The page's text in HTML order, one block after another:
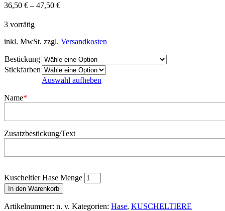
36,50 € – 47,50 €
3 vorrätig
inkl. MwSt. zzgl. Versandkosten
Bestickung
Stickfarben
Auswahl aufheben
Name*
Zusatzbestickung/Text
Kuscheltier Hase Menge
In den Warenkorb
Artikelnummer: n. v. Kategorien: Hase, KUSCHELTIERE